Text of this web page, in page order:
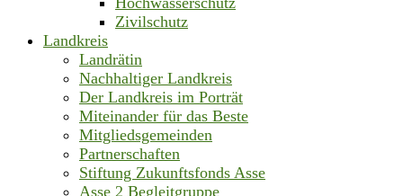
Zivilschutz
Landkreis
Landrätin
Nachhaltiger Landkreis
Der Landkreis im Porträt
Miteinander für das Beste
Mitgliedsgemeinden
Partnerschaften
Stiftung Zukunftsfonds Asse
Asse 2 Begleitgruppe